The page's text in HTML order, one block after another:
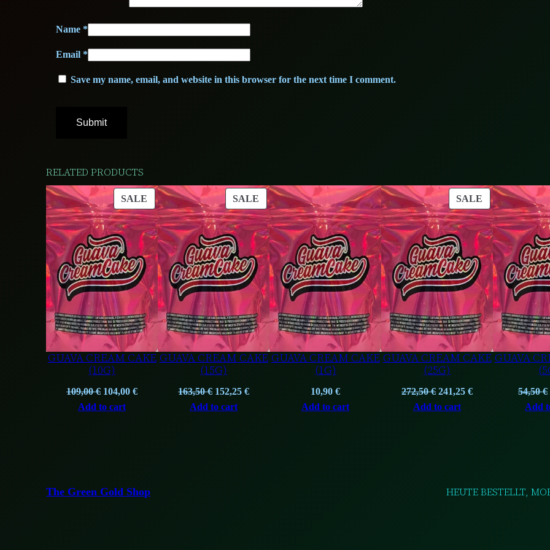
Name *
Email *
Save my name, email, and website in this browser for the next time I comment.
RELATED PRODUCTS
SALE PRODUCT
ON
SALE
GUAVA CREAM CAKE
(10G)
109,00€ Original
price
104,00€Current
Add to cart
SALE PRODUCT
ON
SALE
GUAVA CREAM CAKE
(15G)
163,50€ Original
price
152,25€Current
Add to cart
GUAVA CREAM CAKE
(1G)
10,90€
Add to cart
SALE PRODUCT
ON
SALE
GUAVA CREAM CAKE
(25G)
272,50€ Original
price
241,25€Current
Add to cart
GUAVA
54,50€
Add
The Green Gold Shop HEUTE BESTELLT,